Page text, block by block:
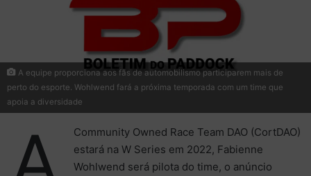
A equipe proporciona aos fãs de automobilismo participarem mais de
perto do esporte. Wohlwend fará a próxima temporada com um time que
apoia a diversidade
Community Owned Race Team DAO (CortDAO)
estará na W Series em 2022, Fabienne
Wohlwend será pilota do time, o anúncio